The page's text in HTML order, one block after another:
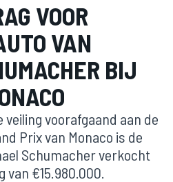
VOOR
VAN
BIJ
voorafgaand aan de
Prix van Monaco is de
Schumacher verkocht
€15.980.000.